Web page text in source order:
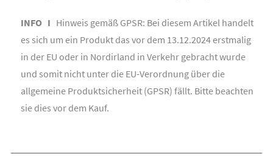
INFO I Hinweis gemäß GPSR: Bei diesem Artikel handelt
es sich um ein Produkt das vor dem 13.12.2024 erstmalig
in der EU oder in Nordirland in Verkehr gebracht wurde
und somit nicht unter die EU-Verordnung über die
allgemeine Produktsicherheit (GPSR) fällt. Bitte beachten
sie dies vor dem Kauf.